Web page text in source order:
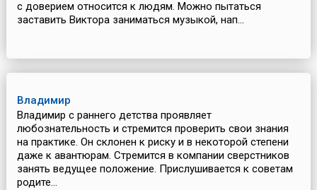
с доверием относится к людям. Можно пытаться
заставить Виктора заниматься музыкой, нап...
Владимир
Владимир с раннего детства проявляет
любознательность и стремится проверить свои знания
на практике. Он склонен к риску и в некоторой степени
даже к авантюрам. Стремится в компании сверстников
занять ведущее положение. Прислушивается к советам
родите...